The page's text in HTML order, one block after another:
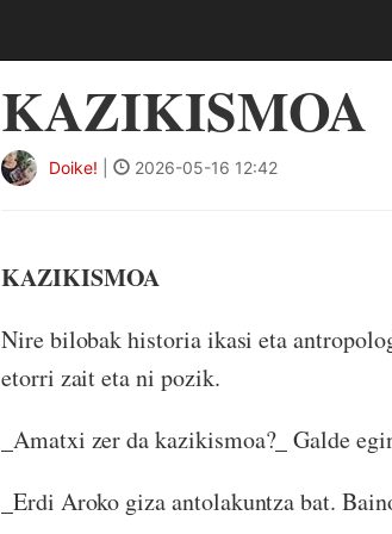
KAZIKISMOA
Doike! 2026-05-16 12:42
KAZIKISMOA
Nire bilobak historia ikasi eta
etorri zait eta ni pozik.
_Amatxi zer da kazikismoa?_ Galde
_Erdi Aroko giza antolakuntza bat.